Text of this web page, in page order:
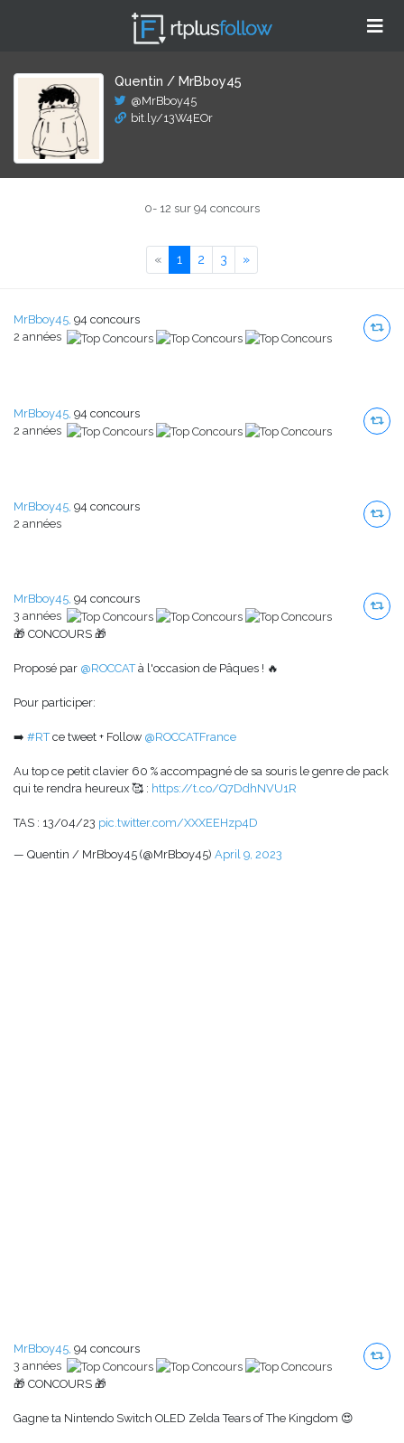
Quentin / MrBboy45
@MrBboy45
bit.ly/13W4EOr
0- 12 sur 94 concours
«Previous
1 2 3 »Next
MrBboy45, 94 concours
2 années
MrBboy45, 94 concours
2 années
MrBboy45, 94 concours
2 années
MrBboy45, 94 concours
3 années
🎁 CONCOURS 🎁
Proposé par @ROCCATà l'occasion de Pâques ! 🔥
Pour participer:
➡️ #RTce tweet + Follow @ROCCATFrance
Au top ce petit clavier 60 % accompagné de sa souris le genre de pack
qui te rendra heureux 🥰 : https://t.co/Q7DdhNVU1R
TAS : 13/04/23 pic.twitter.com/XXXEEHzp4D
— Quentin / MrBboy45 (@MrBboy45) April 9, 2023
MrBboy45, 94 concours
3 années
🎁 CONCOURS 🎁
Gagne ta Nintendo Switch OLED Zelda Tears of The Kingdom 😍